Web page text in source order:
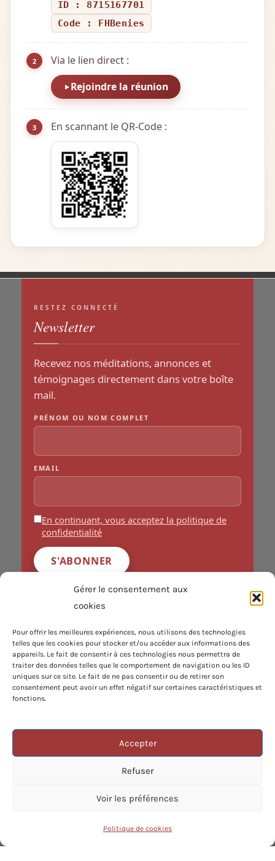
Gérer le consentement aux
cookies
Pour offrir les meilleures expériences, nous utilisons des technologies
telles que les cookies pour stocker et/ou accéder aux informations des
appareils. Le fait de consentir à ces technologies nous permettra de
traiter des données telles que le comportement de navigation ou les ID
uniques sur ce site. Le fait de ne pas consentir ou de retirer son
consentement peut avoir un effet négatif sur certaines caractéristiques et
fonctions.
Accepter
Refuser
Voir les préférences
Politique de cookies
ID : 8715167701
Code : FHBenies
2
Via le lien direct :
Rejoindre la réunion
3 En scannant le QR-Code :
RESTEZ CONNECTÉ
Newsletter
Recevez nos méditations, annonces et
témoignages directement dans votre boîte
mail.
PRÉNOM OU NOM COMPLET
EMAIL
En continuant, vous acceptez la politique de
confidentialité
Navigation
Conditions Générales
Politique de Cookies
Politique de Confidentialité
REJOIGNEZ-NOUS
plateformes préférées.
JOUR